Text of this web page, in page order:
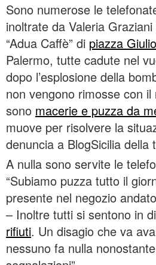
Sono numerose le
inoltrate da Valeria
“Adua Caffè” di piazza
Palermo, tutte cadute nel
dopo l’esplosione della
non vengono rimosse con
sono macerie e puzza da
muove per risolvere la
denuncia a BlogSicilia della
A nulla sono servite le
“Subiamo puzza tutto il
presente nel negozio
– Inoltre tutti si sentono in
rifiuti. Un disagio che va
nessuno fa nulla